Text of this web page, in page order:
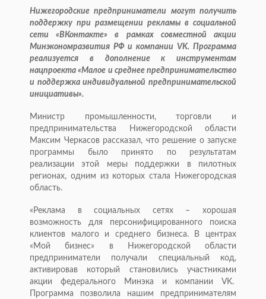
Нижегородские предприниматели могут получить
поддержку при размещении рекламы в социальной
сети «ВКонтакте» в рамках совместной акции
Минэкономразвития РФ и компании VK. Программа
реализуется в дополнение к инструментам
нацпроекта «Малое и среднее предпринимательство
и поддержка индивидуальной предпринимательской
инициативы».
Министр промышленности, торговли и
предпринимательства Нижегородской области
Максим Черкасов рассказал, что решение о запуске
программы было принято по результатам
реализации этой меры поддержки в пилотных
регионах, одним из которых стала Нижегородская
область.
«Реклама в социальных сетях – хорошая
возможность для персонифицированного поиска
клиентов малого и среднего бизнеса. В центрах
«Мой бизнес» в Нижегородской области
предприниматели получали специальный код,
активировав который становились участниками
акции федерального Минэка и компании VK.
Программа позволила нашим предпринимателям